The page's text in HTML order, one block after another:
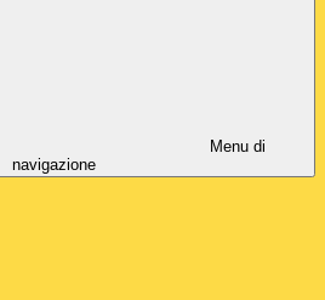
Menu di
navigazione